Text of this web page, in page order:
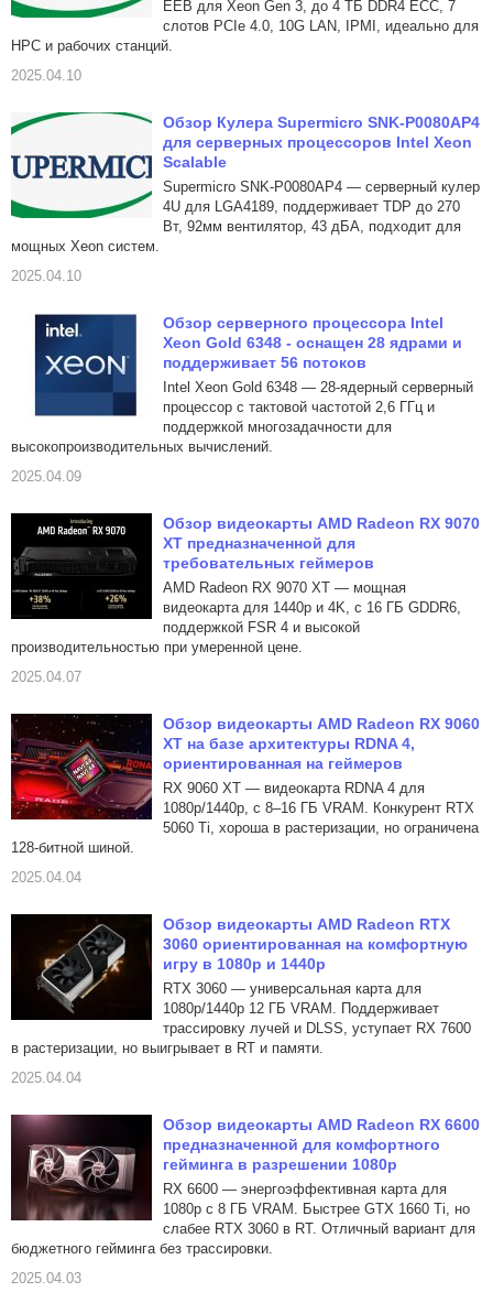
EEB для Xeon Gen 3, до 4 ТБ DDR4 ECC, 7
слотов PCIe 4.0, 10G LAN, IPMI, идеально для
HPC и рабочих станций.
2025.04.10
Обзор Кулера Supermicro SNK-P0080AP4
для серверных процессоров Intel Xeon
Scalable
Supermicro SNK-P0080AP4 — серверный кулер
4U для LGA4189, поддерживает TDP до 270
Вт, 92мм вентилятор, 43 дБА, подходит для
мощных Xeon систем.
2025.04.10
Обзор серверного процессора Intel
Xeon Gold 6348 - оснащен 28 ядрами и
поддерживает 56 потоков
Intel Xeon Gold 6348 — 28-ядерный серверный
процессор с тактовой частотой 2,6 ГГц и
поддержкой многозадачности для
высокопроизводительных вычислений.
2025.04.09
Обзор видеокарты AMD Radeon RX 9070
XT предназначенной для
требовательных геймеров
AMD Radeon RX 9070 XT — мощная
видеокарта для 1440p и 4K, с 16 ГБ GDDR6,
поддержкой FSR 4 и высокой
производительностью при умеренной цене.
2025.04.07
Обзор видеокарты AMD Radeon RX 9060
XT на базе архитектуры RDNA 4,
ориентированная на геймеров
RX 9060 XT — видеокарта RDNA 4 для
1080p/1440p, с 8–16 ГБ VRAM. Конкурент RTX
5060 Ti, хороша в растеризации, но ограничена
128-битной шиной.
2025.04.04
Обзор видеокарты AMD Radeon RTX
3060 ориентированная на комфортную
игру в 1080p и 1440p
RTX 3060 — универсальная карта для
1080p/1440p 12 ГБ VRAM. Поддерживает
трассировку лучей и DLSS, уступает RX 7600
в растеризации, но выигрывает в RT и памяти.
2025.04.04
Обзор видеокарты AMD Radeon RX 6600
предназначенной для комфортного
гейминга в разрешении 1080p
RX 6600 — энергоэффективная карта для
1080p с 8 ГБ VRAM. Быстрее GTX 1660 Ti, но
слабее RTX 3060 в RT. Отличный вариант для
бюджетного гейминга без трассировки.
2025.04.03